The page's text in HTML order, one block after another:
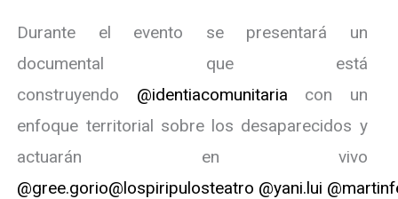
Durante el evento se presentará un
documental que está
construyendo @identiacomunitaria con un
enfoque territorial sobre los desaparecidos y
actuarán en vivo
@gree.gorio@lospiripulosteatro @yani.lui